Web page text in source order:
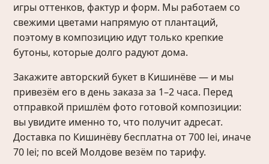
игры оттенков, фактур и форм. Мы работаем со
свежими цветами напрямую от плантаций,
поэтому в композицию идут только крепкие
бутоны, которые долго радуют дома.
Закажите авторский букет в Кишинёве — и мы
привезём его в день заказа за 1–2 часа. Перед
отправкой пришлём фото готовой композиции:
вы увидите именно то, что получит адресат.
Доставка по Кишинёву бесплатна от 700 lei, иначе
70 lei; по всей Молдове везём по тарифу.